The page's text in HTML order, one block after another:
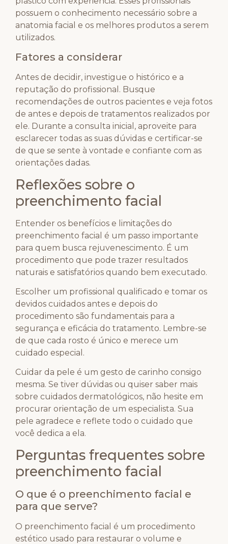
possuem o conhecimento necessário sobre a
anatomia facial e os melhores produtos a serem
utilizados.
Fatores a considerar
Antes de decidir, investigue o histórico e a
reputação do profissional. Busque
recomendações de outros pacientes e veja fotos
de antes e depois de tratamentos realizados por
ele. Durante a consulta inicial, aproveite para
esclarecer todas as suas dúvidas e certificar-se
de que se sente à vontade e confiante com as
orientações dadas.
Reflexões sobre o
preenchimento facial
Entender os benefícios e limitações do
preenchimento facial é um passo importante
para quem busca rejuvenescimento. É um
procedimento que pode trazer resultados
naturais e satisfatórios quando bem executado.
Escolher um profissional qualificado e tomar os
devidos cuidados antes e depois do
procedimento são fundamentais para a
segurança e eficácia do tratamento. Lembre-se
de que cada rosto é único e merece um
cuidado especial.
Cuidar da pele é um gesto de carinho consigo
mesma. Se tiver dúvidas ou quiser saber mais
sobre cuidados dermatológicos, não hesite em
procurar orientação de um especialista. Sua
pele agradece e reflete todo o cuidado que
você dedica a ela.
Perguntas frequentes sobre
preenchimento facial
O que é o preenchimento facial e
para que serve?
O preenchimento facial é um procedimento
estético usado para restaurar o volume e